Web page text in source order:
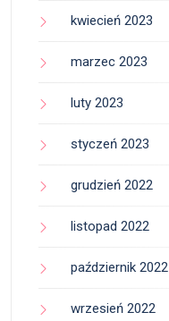
kwiecień 2023
marzec 2023
luty 2023
styczeń 2023
grudzień 2022
listopad 2022
październik 2022
wrzesień 2022